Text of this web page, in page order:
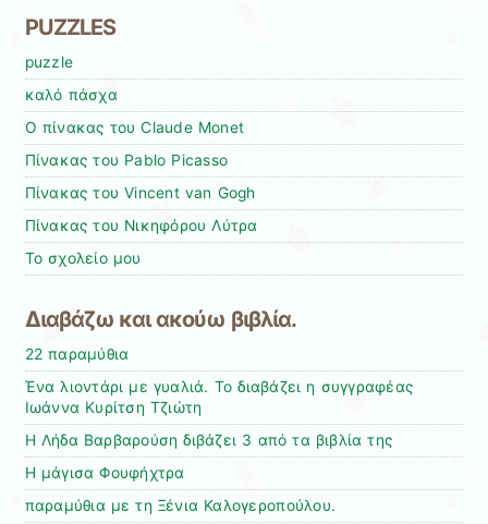
PUZZLES
puzzle
καλό πάσχα
Ο πίνακας του Claude Monet
Πίνακας του Pablo Picasso
Πίνακας του Vincent van Gogh
Πίνακας του Νικηφόρου Λύτρα
Το σχολείο μου
Διαβάζω και ακούω βιβλία.
22 παραμύθια
Ένα λιοντάρι με γυαλιά. Το διαβάζει η συγγραφέας
Ιωάννα Κυρίτση Τζιώτη
Η Λήδα Βαρβαρούση διβάζει 3 από τα βιβλία της
Η μάγισα Φουφήχτρα
παραμύθια με τη Ξένια Καλογεροπούλου.